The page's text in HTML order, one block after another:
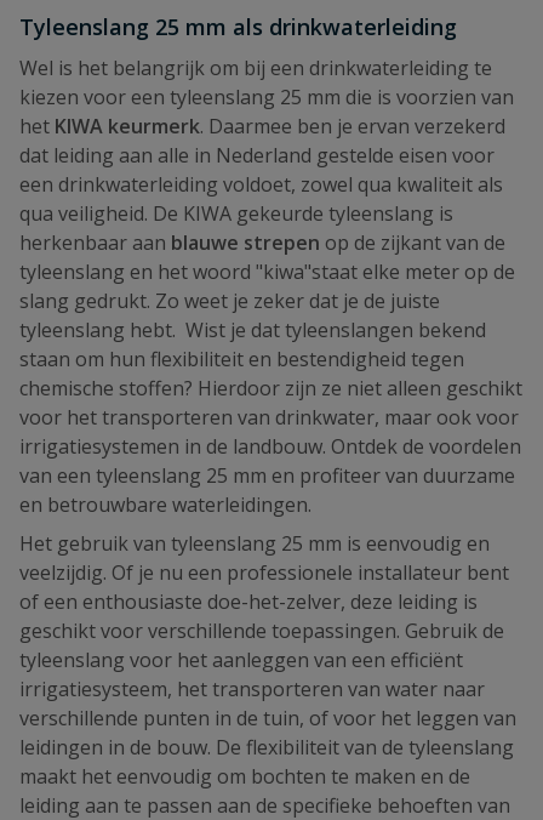
Tyleenslang 25 mm als drinkwaterleiding
Wel is het belangrijk om bij een drinkwaterleiding te
kiezen voor een tyleenslang 25 mm die is voorzien van
het KIWA keurmerk. Daarmee ben je ervan verzekerd
dat leiding aan alle in Nederland gestelde eisen voor
een drinkwaterleiding voldoet, zowel qua kwaliteit als
qua veiligheid. De KIWA gekeurde tyleenslang is
herkenbaar aan blauwe strepen op de zijkant van de
tyleenslang en het woord "kiwa"staat elke meter op de
slang gedrukt. Zo weet je zeker dat je de juiste
tyleenslang hebt. Wist je dat tyleenslangen bekend
staan om hun flexibiliteit en bestendigheid tegen
chemische stoffen? Hierdoor zijn ze niet alleen geschikt
voor het transporteren van drinkwater, maar ook voor
irrigatiesystemen in de landbouw. Ontdek de voordelen
van een tyleenslang 25 mm en profiteer van duurzame
en betrouwbare waterleidingen.
Het gebruik van tyleenslang 25 mm is eenvoudig en
veelzijdig. Of je nu een professionele installateur bent
of een enthousiaste doe-het-zelver, deze leiding is
geschikt voor verschillende toepassingen. Gebruik de
tyleenslang voor het aanleggen van een efficiënt
irrigatiesysteem, het transporteren van water naar
verschillende punten in de tuin, of voor het leggen van
leidingen in de bouw. De flexibiliteit van de tyleenslang
maakt het eenvoudig om bochten te maken en de
leiding aan te passen aan de specifieke behoeften van